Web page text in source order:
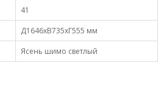
41
Д1646хВ735хГ555 мм
Ясень шимо светлый